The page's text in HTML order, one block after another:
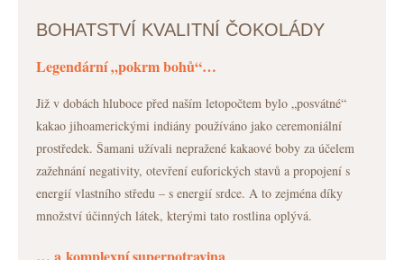
BOHATSTVÍ KVALITNÍ ČOKOLÁDY
Legendární „pokrm bohů“…
Již v dobách hluboce před naším letopočtem bylo „posvátné“
kakao jihoamerickými indiány používáno jako ceremoniální
prostředek. Šamani užívali nepražené kakaové boby za účelem
zažehnání negativity, otevření euforických stavů a propojení s
energií vlastního středu – s energií srdce. A to zejména díky
množství účinných látek, kterými tato rostlina oplývá.